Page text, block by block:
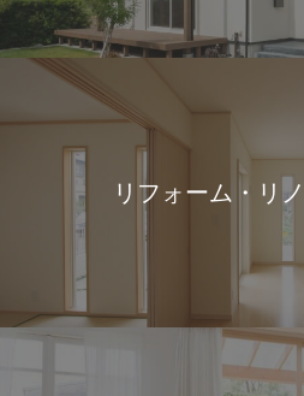
リフォーム・リ